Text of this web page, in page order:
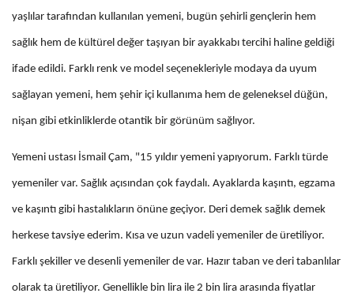
yaşlılar tarafından kullanılan yemeni, bugün şehirli gençlerin hem
sağlık hem de kültürel değer taşıyan bir ayakkabı tercihi haline geldiği
ifade edildi. Farklı renk ve model seçenekleriyle modaya da uyum
sağlayan yemeni, hem şehir içi kullanıma hem de geleneksel düğün,
nişan gibi etkinliklerde otantik bir görünüm sağlıyor.
Yemeni ustası İsmail Çam, "15 yıldır yemeni yapıyorum. Farklı türde
yemeniler var. Sağlık açısından çok faydalı. Ayaklarda kaşıntı, egzama
ve kaşıntı gibi hastalıkların önüne geçiyor. Deri demek sağlık demek
herkese tavsiye ederim. Kısa ve uzun vadeli yemeniler de üretiliyor.
Farklı şekiller ve desenli yemeniler de var. Hazır taban ve deri tabanlılar
olarak ta üretiliyor. Genellikle bin lira ile 2 bin lira arasında fiyatlar